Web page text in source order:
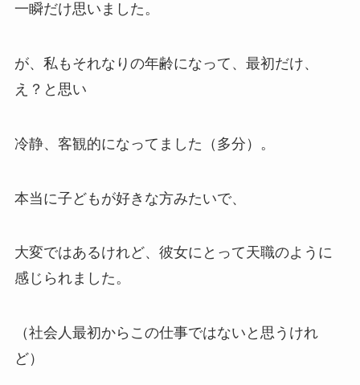
一瞬だけ思いました。
が、私もそれなりの年齢になって、最初だけ、
え？と思い
冷静、客観的になってました（多分）。
本当に子どもが好きな方みたいで、
大変ではあるけれど、彼女にとって天職のように
感じられました。
（社会人最初からこの仕事ではないと思うけれ
ど）